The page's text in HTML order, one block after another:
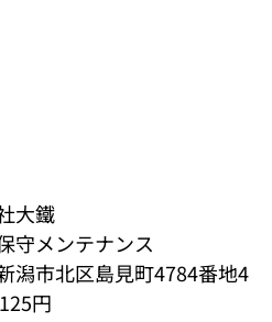
大鐵
守メンテナンス
潟市北区島見町4784番地4
円